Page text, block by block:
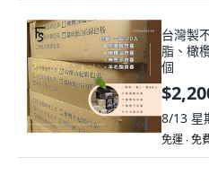
台灣製
脂、橄
個
8/13 星
免運 ∙ 免